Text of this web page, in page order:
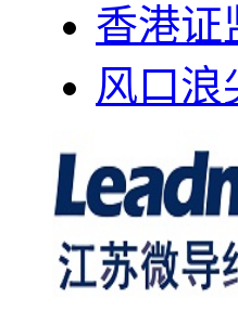
香港证
风口浪